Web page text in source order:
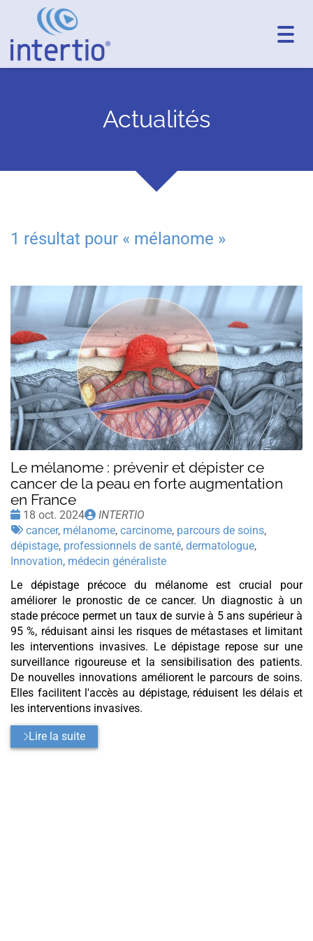
Actualités
1 résultat pour « mélanome »
Le mélanome : prévenir et dépister ce
cancer de la peau en forte augmentation
en France
Date
:
18 oct. 2024
Publié
par
INTERTIO
Tags
:
cancer, mélanome, carcinome, parcours de soins,
dépistage, professionnels de santé, dermatologue,
Innovation, médecin généraliste
Le dépistage précoce du mélanome est crucial pour
améliorer le pronostic de ce cancer. Un diagnostic à un
stade précoce permet un taux de survie à 5 ans supérieur à
95 %, réduisant ainsi les risques de métastases et limitant
les interventions invasives. Le dépistage repose sur une
surveillance rigoureuse et la sensibilisation des patients.
De nouvelles innovations améliorent le parcours de soins.
Elles facilitent l'accès au dépistage, réduisent les délais et
les interventions invasives.
Lire la suite